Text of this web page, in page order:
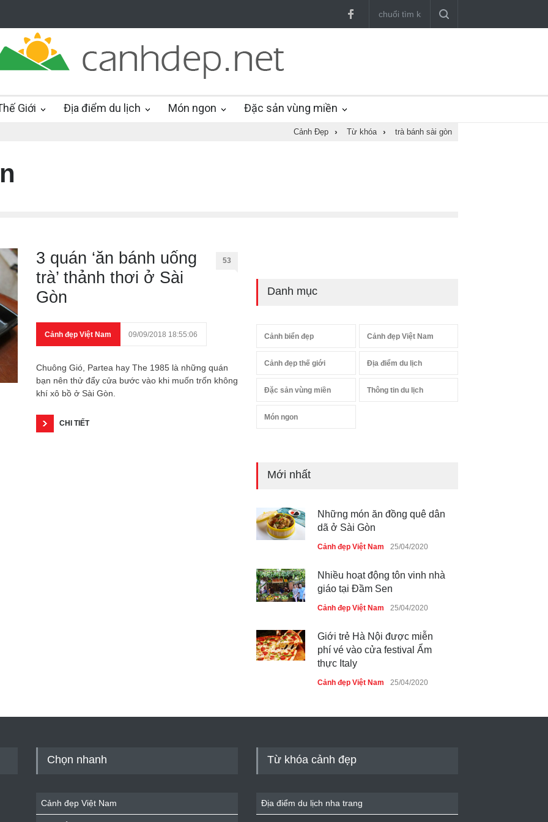
Giới Địa điểm du lịch Món ngon Đặc sản vùng miền
Cảnh Đẹp › Từ khóa › trà bánh sài gòn
3 quán ‘ăn bánh uống
trà’ thảnh thơi ở Sài
Gòn
53
Cảnh đẹp Việt Nam 09/09/2018 18:55:06
Chuông Gió, Partea hay The 1985 là những quán
bạn nên thử đẩy cửa bước vào khi muốn trốn không
khí xô bồ ở Sài Gòn.
CHI TIẾT
Danh mục
Cảnh biển đẹp Cảnh đẹp Việt Nam
Cảnh đẹp thế giới Địa điểm du lịch
Đặc sản vùng miền Thông tin du lịch
Món ngon
Mới nhất
Những món ăn đồng quê dân
dã ở Sài Gòn
Cảnh đẹp Việt Nam 25/04/2020
Nhiều hoạt động tôn vinh nhà
giáo tại Đầm Sen
Cảnh đẹp Việt Nam 25/04/2020
Giới trẻ Hà Nội được miễn
phí vé vào cửa festival Ẩm
thực Italy
Cảnh đẹp Việt Nam 25/04/2020
Cảnh đẹp Việt Nam
Chọn nhanh
Cảnh đẹp Việt Nam
Từ khóa cảnh đẹp
Địa điểm du lịch nha trang